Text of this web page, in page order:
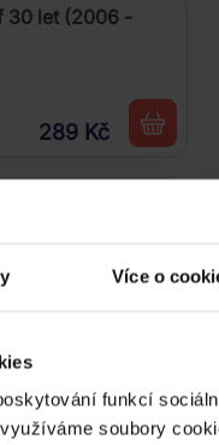
Více o
funkcí
soubory
30 let (2006 -
289 Kč
Vteřiny, měsíce a